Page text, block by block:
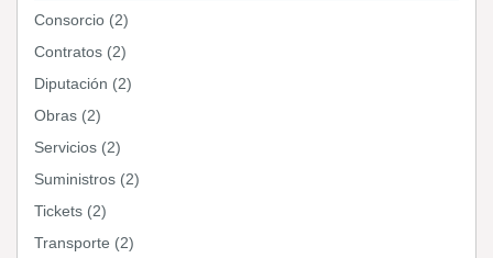
Consorcio (2)
Contratos (2)
Diputación (2)
Obras (2)
Servicios (2)
Suministros (2)
Tickets (2)
Transporte (2)